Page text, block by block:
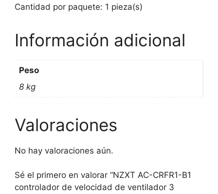
Cantidad por paquete: 1 pieza(s)
Información adicional
Peso
8 kg
Valoraciones
No hay valoraciones aún.
Sé el primero en valorar “NZXT AC-CRFR1-B1
controlador de velocidad de ventilador 3